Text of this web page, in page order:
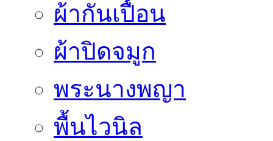
ผ้ากันเปื้อน
ผ้าปิดจมูก
พระนางพญา
พื้นไวนิล